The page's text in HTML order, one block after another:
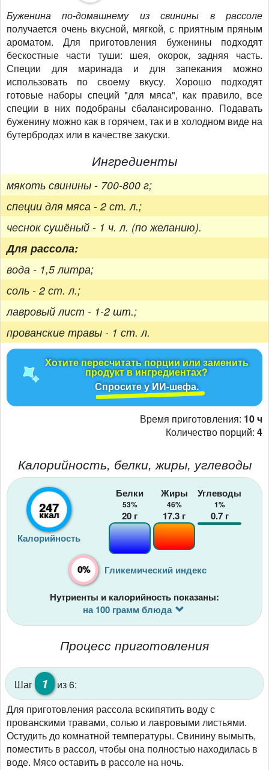
Буженина по-домашнему из свинины в рассоле
получается очень вкусной, мягкой, с приятным пряным
ароматом. Для приготовления буженины подходят
бескостные части туши: шея, окорок, задняя часть.
Специи для маринада и для запекания можно
использовать по своему вкусу. Хорошо подходят
готовые наборы специй "для мяса", как правило, все
специи в них подобраны сбалансированно. Подавать
буженину можно как в горячем, так и в холодном виде на
бутербродах или в качестве закуски.
Ингредиенты
мякоть свинины - 700-800 г;
специи для мяса - 2 ст. л.;
чеснок сушёный - 1 ч. л. (по желанию).
Для рассола:
вода - 1,5 литра;
соль - 2 ст. л.;
лавровый лист - 1-2 шт.;
прованские травы - 1 ст. л.
Хотите пересчитать порции или заменить
продукт в ингредиентах?
Спросите у ИИ-шефа.
Время приготовления: 10 ч
Количество порций: 4
Калорийность, белки, жиры, углеводы
247
ккал
Калорийность
Белки
53%
20 г
Жиры
46%
17.3 г
Углеводы
1%
0.7г
0% Гликемический индекс
Нутриенты и калорийность показаны:
на 100 грамм блюда
Процесс приготовления
Шаг 1
из 6:
Для приготовления рассола вскипятить воду с
прованскими травами, солью и лавровыми листьями.
Остудить до комнатной температуры. Свинину вымыть,
поместить в рассол, чтобы она полностью находилась в
воде. Мясо оставить в рассоле на ночь.